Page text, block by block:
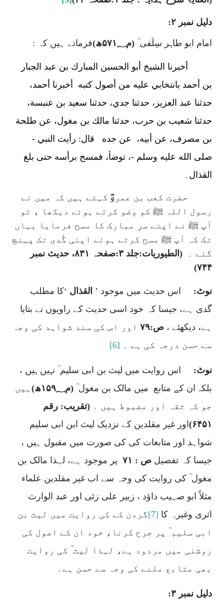
دلیل نمبر ۲:
امام ابو طاہر سِلَفی ؒ (م۵۷۱؁ھ) فرماتے ہیں کہ :
أخبرنا الشيخ أبو الحسين المبارك بن عبد الجبار
بن أحمد بانتخابي عليه من أصول كتبه
أخبرنا أحمد،
حدثنا عبد العزيز، حدثنا جدي، حدثنا سعيد بن عنبسة،
حدثنا شعيب بن حرب، حدثنا مالك بن مغول، عن طلحة
بن مصرف، عن أبيه،
عن جده
قال: رأيت النبي -
صلى الله عليه وسلم -، توضأ، فمسح برأسه حتى بلغ
القذال۔
حضرت کعب بن عمروؓ کہتے ہیں کہ میں نے
رسول اللہ ﷺ کو وضو کرتے ہوئے دیکھا ، تو
آپ ﷺ نے اپنے سرِ مبارک کا مسح فرمایا یہاں
تک کہ آپ ﷺ مسح کرتے ہوئے اپنی گُدی تک پہنچ
گئے ۔
(الطیوریات:جلد ۳:صفحہ ۸۳۱، حدیث نمبر
۷۴۴)
نوٹ: اس حدیث میں موجود ’ القذال ‘کا مطلب
گدی ہے، جیسا کہ خود اسی حدیث کے راویوں نے بتایا
ہے، دیکھئے ، ص:۷۹
اور اس کی سند شواہد کی وجہ
سے حسن درجہ کی ہے ۔ [6]
نوٹ:
اس روایت میں لیث بن ابی سلیم ؒ نہیں ہیں ،
بلکہ ان کے متابع میں مالک بن مغول ؒ (م۱۵۹؁ھ)
ہیں
جو کہ ثقہ اور مضبوط ہیں ۔ (تقریب: رقم
۶۴۵۱)
اور غیر مقلدین کے نزدیک لیث ابن ابی سلیم
شواہد اور متابعات کی کی صورت میں مقبول ہیں ،
جیسا کہ تفصیل ص : ۷۱
پر موجود ہے، لہذا مالک بن
مغول ؒ کی روایت کی وجہ سے اب غیر مقلدین علماء
مثلاً ابو صہیب داؤد ، زبیر علی زئی اور عبد الوارث
اثری وغیرہ کا [7]گردن کے کی روایت میں لیث بن
ابی سلیم ؒ پر جرح کرنا، خود ان کے اصول کی
روشنی میں مردود ہے، لہذا لیث ؒ کی روایت
بھی متابع ملنے کی وجہ سے حسن ہے۔
دلیل نمبر ۳: